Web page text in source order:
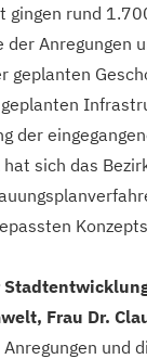
gingen rund
der Anregungen
geplanten
der
sich das
Frau Dr.
und